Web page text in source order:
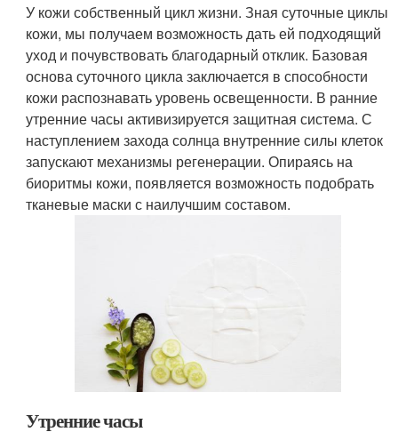
У кожи собственный цикл жизни. Зная суточные циклы
кожи, мы получаем возможность дать ей подходящий
уход и почувствовать благодарный отклик. Базовая
основа суточного цикла заключается в способности
кожи распознавать уровень освещенности. В ранние
утренние часы активизируется защитная система. С
наступлением захода солнца внутренние силы клеток
запускают механизмы регенерации. Опираясь на
биоритмы кожи, появляется возможность подобрать
тканевые маски с наилучшим составом.
Утренние часы